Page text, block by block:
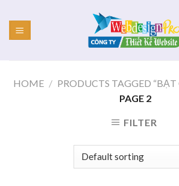
content
HOME / PRODUCTS TAGGED
PAGE 2
FILTER